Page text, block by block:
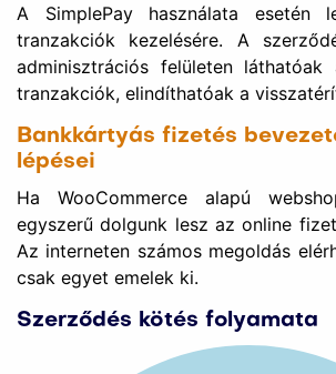
A SimplePay használata esetén
tranzakciók kezelésére. A
adminisztrációs felületen
tranzakciók, elindíthatóak a
Bankkártyás fizetés
lépései
Ha WooCommerce alapú
egyszerű dolgunk lesz az online
Az interneten számos megoldás
csak egyet emelek ki.
Szerződés kötés folyamata